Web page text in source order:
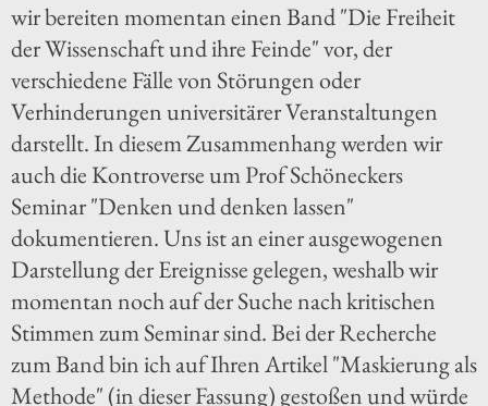
wir bereiten momentan einen Band "Die Freiheit
der Wissenschaft und ihre Feinde" vor, der
verschiedene Fälle von Störungen oder
Verhinderungen universitärer Veranstaltungen
darstellt. In diesem Zusammenhang werden wir
auch die Kontroverse um Prof Schöneckers
Seminar "Denken und denken lassen"
dokumentieren. Uns ist an einer ausgewogenen
Darstellung der Ereignisse gelegen, weshalb wir
momentan noch auf der Suche nach kritischen
Stimmen zum Seminar sind. Bei der Recherche
zum Band bin ich auf Ihren Artikel "Maskierung als
Methode" (in dieser Fassung) gestoßen und würde